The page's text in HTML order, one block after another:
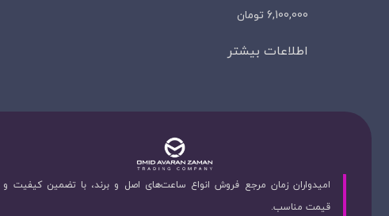
6,100,000 تومان
اطلاعات بیشتر
امیدواران زمان مرجع فروش انواع ساعت‌های اصل و برند، با تضمین کیفیت و
قیمت مناسب.